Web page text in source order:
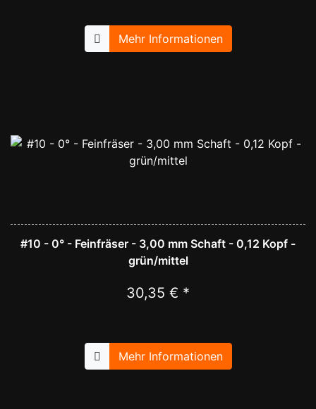
Mehr Informationen
#10 - 0° - Feinfräser - 3,00 mm Schaft - 0,12 Kopf -
grün/mittel
30,35 € *
Mehr Informationen